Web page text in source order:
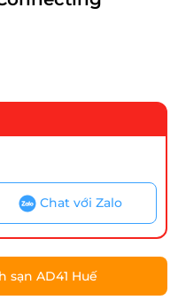
Chat với Zalo
sạn AD41 Huế